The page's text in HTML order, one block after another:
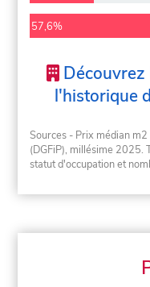
57,6%
l'historique
Sources - Prix médian
(DGFiP), millésime 2025.
statut d'occupation et